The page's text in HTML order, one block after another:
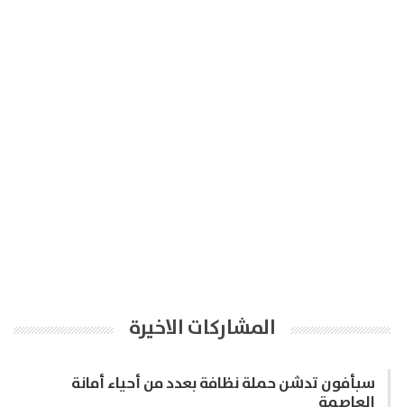
المشاركات الاخيرة
سبأفون تدشن حملة نظافة بعدد من أحياء أمانة